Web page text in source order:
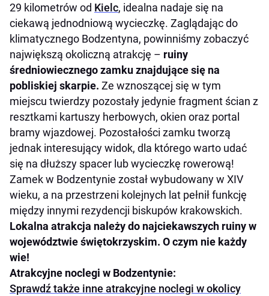
29 kilometrów od Kielc, idealna nadaje się na
ciekawą jednodniową wycieczkę. Zaglądając do
klimatycznego Bodzentyna, powinniśmy zobaczyć
największą okoliczną atrakcję – ruiny
średniowiecznego zamku znajdujące się na
pobliskiej skarpie. Ze wznoszącej się w tym
miejscu twierdzy pozostały jedynie fragment ścian z
resztkami kartuszy herbowych, okien oraz portal
bramy wjazdowej. Pozostałości zamku tworzą
jednak interesujący widok, dla którego warto udać
się na dłuższy spacer lub wycieczkę rowerową!
Zamek w Bodzentynie został wybudowany w XIV
wieku, a na przestrzeni kolejnych lat pełnił funkcję
między innymi rezydencji biskupów krakowskich.
Lokalna atrakcja należy do najciekawszych ruiny w
województwie świętokrzyskim. O czym nie każdy
wie!
Atrakcyjne noclegi w Bodzentynie:
Sprawdź także inne atrakcyjne noclegi w okolicy